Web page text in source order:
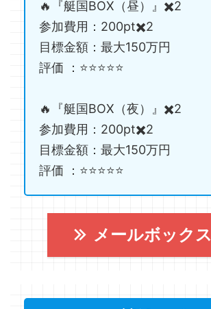
🔥『艇国BOX（昼）』✖️2
参加費用：200pt✖️2
目標金額：最大150万円
評価 ：⭐️⭐️⭐️⭐️⭐️
🔥『艇国BOX（夜）』✖️2
参加費用：200pt✖️2
目標金額：最大150万円
評価 ：⭐️⭐️⭐️⭐️⭐️
メールボックス